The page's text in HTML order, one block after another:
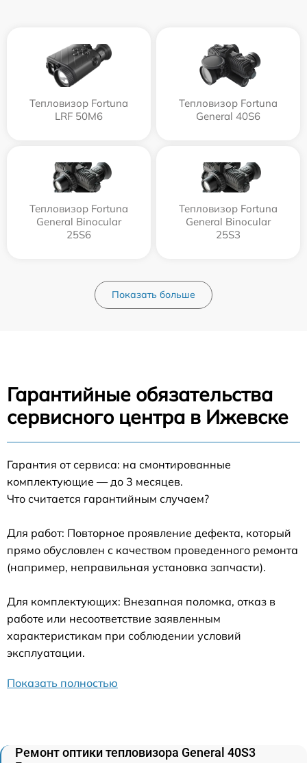
Тепловизор Fortuna
LRF 50M6
Тепловизор Fortuna
General 40S6
Тепловизор Fortuna
General Binocular
25S6
Тепловизор Fortuna
General Binocular
25S3
Показать больше
Гарантийные обязательства
сервисного центра в Ижевске
Гарантия от сервиса: на смонтированные
комплектующие — до 3 месяцев.
Что считается гарантийным случаем?
Для работ: Повторное проявление дефекта, который
прямо обусловлен с качеством проведенного ремонта
(например, неправильная установка запчасти).
Для комплектующих: Внезапная поломка, отказ в
работе или несоответствие заявленным
характеристикам при соблюдении условий
эксплуатации.
Показать полностью
Ремонт оптики тепловизора General 40S3